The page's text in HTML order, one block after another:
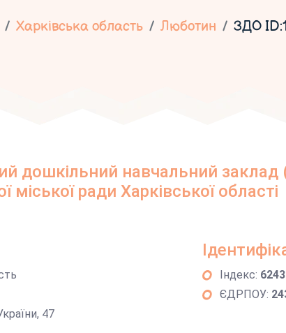
Харківська область Люботин ЗДО
дошкільний навчальний
міської ради Харківської області
47
Індекс:
ЄДРПОУ: